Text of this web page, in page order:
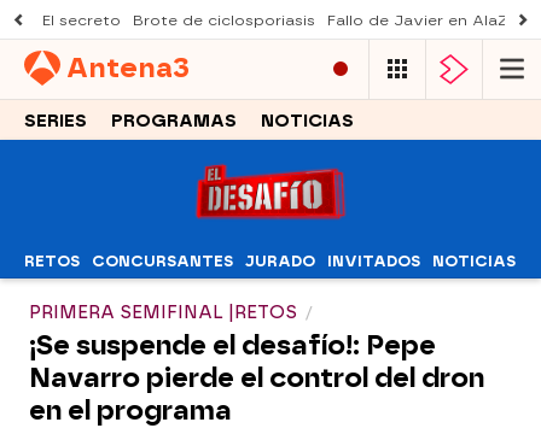
El secreto Brote de ciclosporiasis Fallo de Javier en AlaZ
Antena3
SERIES PROGRAMAS NOTICIAS
RETOS CONCURSANTES JURADO INVITADOS NOTICIAS
PRIMERA SEMIFINAL |RETOS
¡Se suspende el desafío!: Pepe
Navarro pierde el control del dron
en el programa